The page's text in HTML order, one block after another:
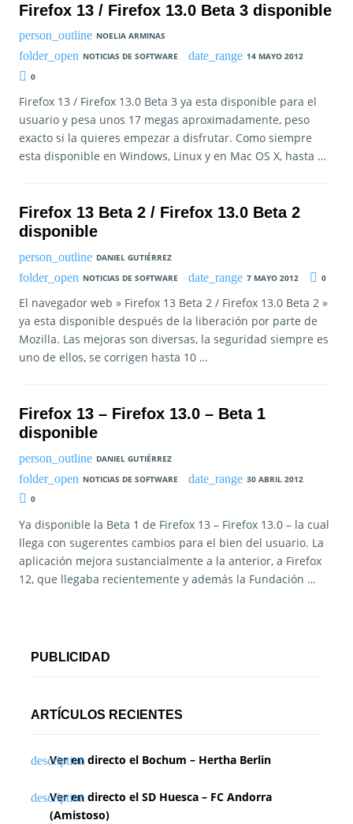
Firefox 13 / Firefox 13.0 Beta 3 disponible
NOELIA ARMINAS
NOTICIAS DE SOFTWARE
14 MAYO 2012
0
Firefox 13 / Firefox 13.0 Beta 3 ya esta disponible para el
usuario y pesa unos 17 megas aproximadamente, peso
exacto si la quieres empezar a disfrutar. Como siempre
esta disponible en Windows, Linux y en Mac OS X, hasta …
Firefox 13 Beta 2 / Firefox 13.0 Beta 2
disponible
DANIEL GUTIÉRREZ
NOTICIAS DE SOFTWARE
7 MAYO 2012 0
El navegador web » Firefox 13 Beta 2 / Firefox 13.0 Beta 2 »
ya esta disponible después de la liberación por parte de
Mozilla. Las mejoras son diversas, la seguridad siempre es
uno de ellos, se corrigen hasta 10 …
Firefox 13 – Firefox 13.0 – Beta 1
disponible
DANIEL GUTIÉRREZ
NOTICIAS DE SOFTWARE
30 ABRIL 2012
0
Ya disponible la Beta 1 de Firefox 13 – Firefox 13.0 – la cual
llega con sugerentes cambios para el bien del usuario. La
aplicación mejora sustancialmente a la anterior, a Firefox
12, que llegaba recientemente y además la Fundación …
PUBLICIDAD
ARTÍCULOS RECIENTES
Ver en directo el Bochum – Hertha Berlin
Ver en directo el SD Huesca – FC Andorra
(Amistoso)